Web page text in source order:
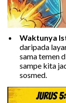
Waktunya
daripada
sama temen
sampe kita
sosmed.